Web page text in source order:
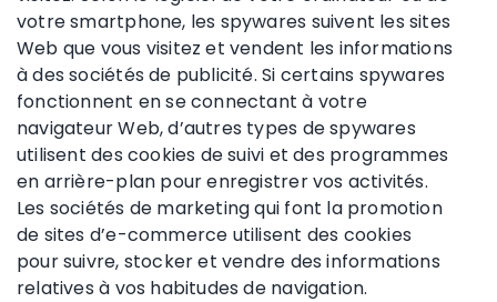
votre smartphone, les spywares suivent les sites
Web que vous visitez et vendent les informations
à des sociétés de publicité. Si certains spywares
fonctionnent en se connectant à votre
navigateur Web, d’autres types de spywares
utilisent des cookies de suivi et des programmes
en arrière-plan pour enregistrer vos activités.
Les sociétés de marketing qui font la promotion
de sites d’e-commerce utilisent des cookies
pour suivre, stocker et vendre des informations
relatives à vos habitudes de navigation.